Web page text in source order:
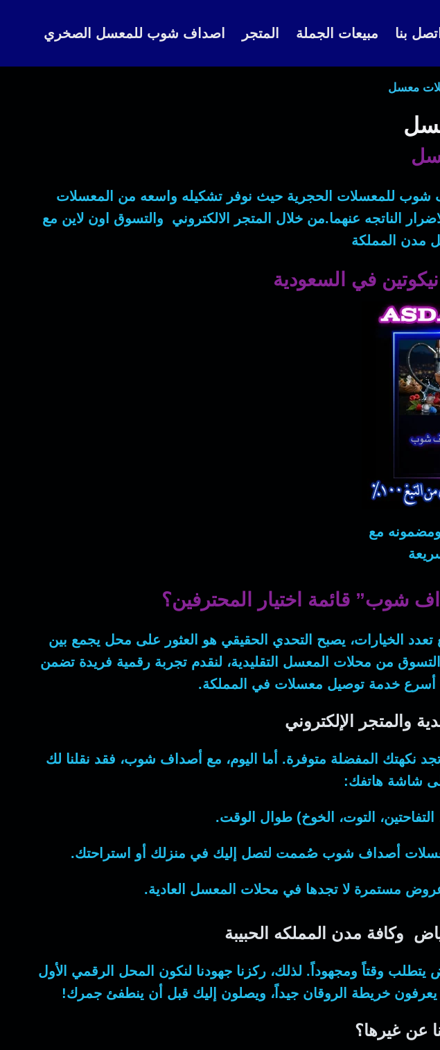
اتصل بنا مبيعات الجملة المتجر اصداف شوب للمعسل الصخري
معسل
للمعسلات الحجرية حيث نوفر تشكيله واسعه من المعسلات
الناتجه عنهما.من خلال المتجر الالكتروني والتسوق اون لاين مع
مدن المملكة
في السعودية
مع
شوب” قائمة اختيار المحترفين؟
تعدد الخيارات، يصبح التحدي الحقيقي هو العثور على محل يجمع بين
من محلات المعسل التقليدية، لنقدم تجربة رقمية فريدة تضمن
أسرع خدمةتوصيل معسلات في المملكة.
والمتجر الإلكتروني
نكهتك المفضلة متوفرة. أما اليوم، مع أصداف شوب، فقد نقلنا لك
شاشة هاتفك:
التوت، الخوخ) طوال الوقت.
أصداف شوب صُممت لتصل إليك في منزلك أو استراحتك.
مستمرة لا تجدها في محلات المعسل العادية.
وكافة مدن المملكه الحبيبة
وقتاً ومجهوداً. لذلك، ركزنا جهودنا لنكون المحل الرقمي الأول
يعرفون خريطة الروقان جيداً، ويصلون إليك قبل أن ينطفئ جمرك!
عن غيرها؟